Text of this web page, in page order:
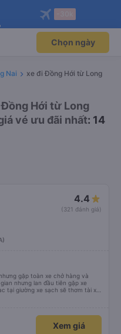
độc
Mở app
bay qua
Mở app
Chọn ngày
Nai
xe đi Đồng Hới từ Long
Hới từ Long
vé ưu đãi nhất: 14
4.4
(321 đánh giá)
gặp toàn xe chở hàng và
nhưng lan đầu tiên gặp xe
tại giường xe sạch sẽ thơm tài xế
Xem giá